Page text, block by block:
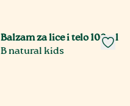
Balzam za lice i telo 100ml
B natural kids